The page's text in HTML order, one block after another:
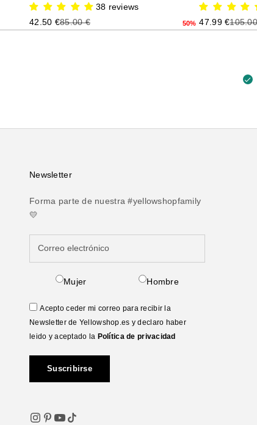
38 reviews
Precio de oferta
42.50 €Precio anterior
85.00 € 50% Precio de
47.99 €Precio
Newsletter
Forma parte de nuestra #yellowshopfamily
💛
Mujer Hombre
Acepto ceder mi correo para recibir la
Newsletter de Yellowshop.es y declaro haber
leido y aceptado la Política de privacidad
Suscribirse